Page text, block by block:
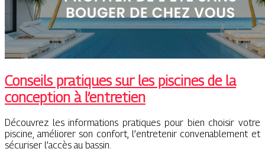
Conseils pratiques sur les piscines de la
conception à l’entretien
Découvrez les informations pratiques pour bien choisir votre
piscine, améliorer son confort, l’entretenir convenablement et
sécuriser l’accès au bassin.